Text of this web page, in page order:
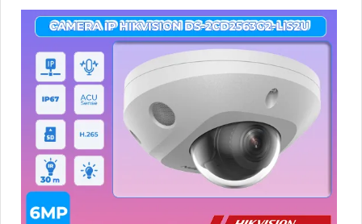
ngoài trời hiệu quả